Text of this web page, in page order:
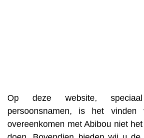
Op deze website,
persoonsnamen, is het
overeenkomen met Abibou niet